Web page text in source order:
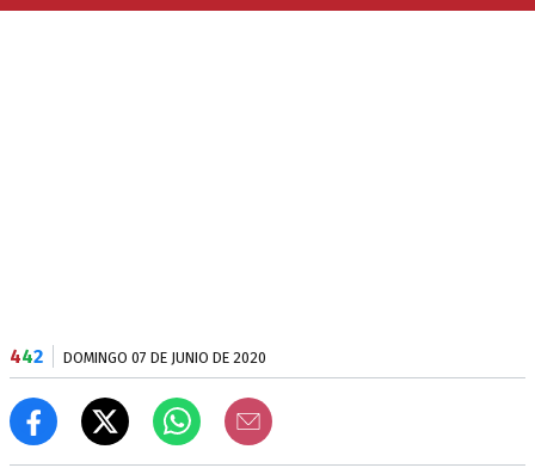
442 DOMINGO 07 DE JUNIO DE 2020